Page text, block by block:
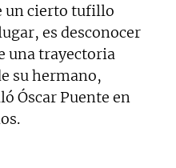
un cierto tufillo
es desconocer
una trayectoria
su hermano,
Óscar Puente en